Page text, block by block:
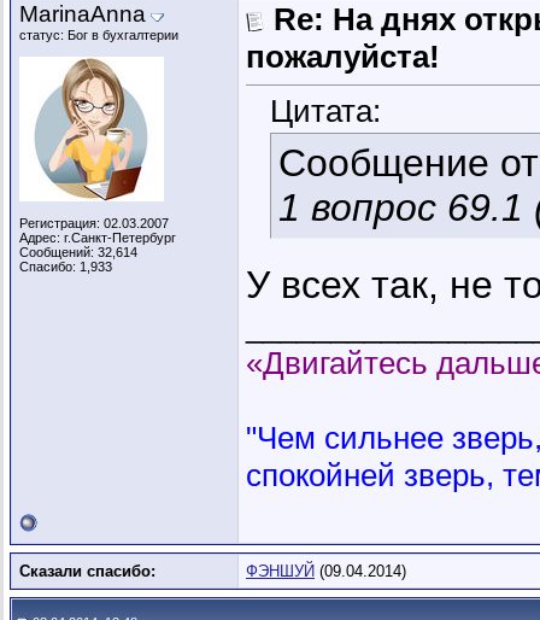
MarinaAnna
статус: Бог в бухгалтерии
Регистрация: 02.03.2007
Адрес: г.Санкт-Петербург
Сообщений: 32,614
Спасибо: 1,933
Re: На днях
пожалуйста!
Цитата:
Сообщение
1 вопрос
У всех так, не
«Двигайтесь
"Чем сильнее
спокойней зверь,
Сказали спасибо: ФЭНШУЙ (09.04.2014)